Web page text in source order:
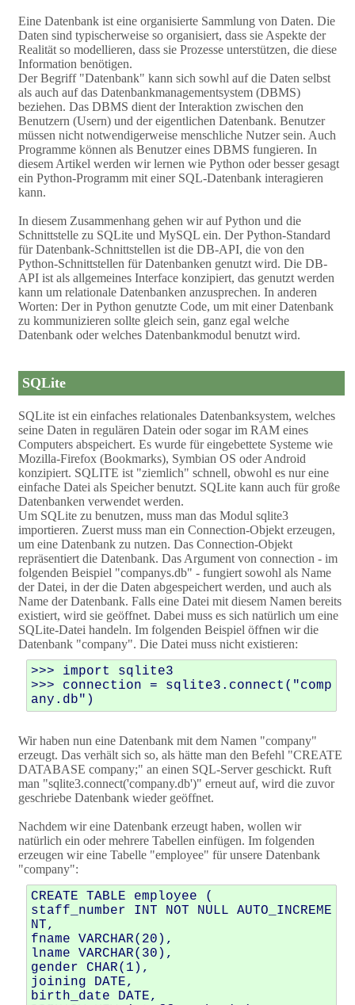
Eine Datenbank ist eine organisierte Sammlung von Daten. Die
Daten sind typischerweise so organisiert, dass sie Aspekte der
Realität so modellieren, dass sie Prozesse unterstützen, die diese
Information benötigen.
Der Begriff "Datenbank" kann sich sowhl auf die Daten selbst
als auch auf das Datenbankmanagementsystem (DBMS)
beziehen. Das DBMS dient der Interaktion zwischen den
Benutzern (Usern) und der eigentlichen Datenbank. Benutzer
müssen nicht notwendigerweise menschliche Nutzer sein. Auch
Programme können als Benutzer eines DBMS fungieren. In
diesem Artikel werden wir lernen wie Python oder besser gesagt
ein Python-Programm mit einer SQL-Datenbank interagieren
kann.
In diesem Zusammenhang gehen wir auf Python und die
Schnittstelle zu SQLite und MySQL ein. Der Python-Standard
für Datenbank-Schnittstellen ist die DB-API, die von den
Python-Schnittstellen für Datenbanken genutzt wird. Die DB-
API ist als allgemeines Interface konzipiert, das genutzt werden
kann um relationale Datenbanken anzusprechen. In anderen
Worten: Der in Python genutzte Code, um mit einer Datenbank
zu kommunizieren sollte gleich sein, ganz egal welche
Datenbank oder welches Datenbankmodul benutzt wird.
SQLite
SQLite ist ein einfaches relationales Datenbanksystem, welches
seine Daten in regulären Datein oder sogar im RAM eines
Computers abspeichert. Es wurde für eingebettete Systeme wie
Mozilla-Firefox (Bookmarks), Symbian OS oder Android
konzipiert. SQLITE ist "ziemlich" schnell, obwohl es nur eine
einfache Datei als Speicher benutzt. SQLite kann auch für große
Datenbanken verwendet werden.
Um SQLite zu benutzen, muss man das Modul sqlite3
importieren. Zuerst muss man ein Connection-Objekt erzeugen,
um eine Datenbank zu nutzen. Das Connection-Objekt
repräsentiert die Datenbank. Das Argument von connection - im
folgenden Beispiel "companys.db" - fungiert sowohl als Name
der Datei, in der die Daten abgespeichert werden, und auch als
Name der Datenbank. Falls eine Datei mit diesem Namen bereits
existiert, wird sie geöffnet. Dabei muss es sich natürlich um eine
SQLite-Datei handeln. Im folgenden Beispiel öffnen wir die
Datenbank "company". Die Datei muss nicht existieren:
>>> import sqlite3
>>> connection = sqlite3.connect("comp
Wir haben nun eine Datenbank mit dem Namen "company"
erzeugt. Das verhält sich so, als hätte man den Befehl "CREATE
DATABASE company;" an einen SQL-Server geschickt. Ruft
man "sqlite3.connect('company.db')" erneut auf, wird die zuvor
geschriebe Datenbank wieder geöffnet.
Nachdem wir eine Datenbank erzeugt haben, wollen wir
natürlich ein oder mehrere Tabellen einfügen. Im folgenden
erzeugen wir eine Tabelle "employee" für unsere Datenbank
"company":
CREATE TABLE employee (
staff_number INT NOT NULL AUTO_INCREME
NT,
fname VARCHAR(20),
lname VARCHAR(30),
gender CHAR(1),
joining DATE,
birth_date DATE,